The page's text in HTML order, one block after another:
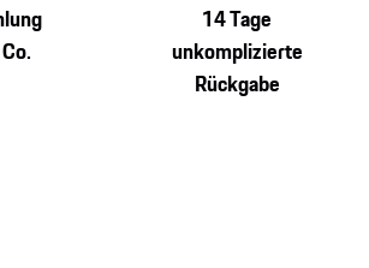
14 Tage
unkomplizierte
Rückgabe